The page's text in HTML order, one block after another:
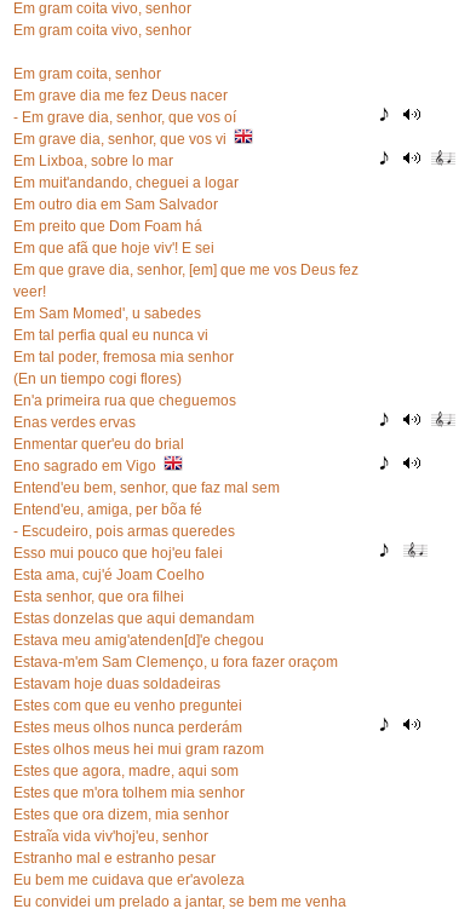
Em gram coita vivo, senhor
Em gram coita vivo, senhor
Em gram coita, senhor
Em grave dia me fez Deus nacer
- Em grave dia, senhor, que vos oí
Em grave dia, senhor, que vos vi
Em Lixboa, sobre lo mar
Em muit'andando, cheguei a logar
Em outro dia em Sam Salvador
Em preito que Dom Foam há
Em que afã que hoje viv'! E sei
Em que grave dia, senhor, [em] que me vos Deus fez
veer!
Em Sam Momed', u sabedes
Em tal perfia qual eu nunca vi
Em tal poder, fremosa mia senhor
(En un tiempo cogi flores)
En'a primeira rua que cheguemos
Enas verdes ervas
Enmentar quer'eu do brial
Eno sagrado em Vigo
Entend'eu bem, senhor, que faz mal sem
Entend'eu, amiga, per bõa fé
- Escudeiro, pois armas queredes
Esso mui pouco que hoj'eu falei
Esta ama, cuj'é Joam Coelho
Esta senhor, que ora filhei
Estas donzelas que aqui demandam
Estava meu amig'atenden[d]'e chegou
Estava-m'em Sam Clemenço, u fora fazer oraçom
Estavam hoje duas soldadeiras
Estes com que eu venho preguntei
Estes meus olhos nunca perderám
Estes olhos meus hei mui gram razom
Estes que agora, madre, aqui som
Estes que m'ora tolhem mia senhor
Estes que ora dizem, mia senhor
Estraĩa vida viv'hoj'eu, senhor
Estranho mal e estranho pesar
Eu bem me cuidava que er'avoleza
Eu convidei um prelado a jantar, se bem me venha